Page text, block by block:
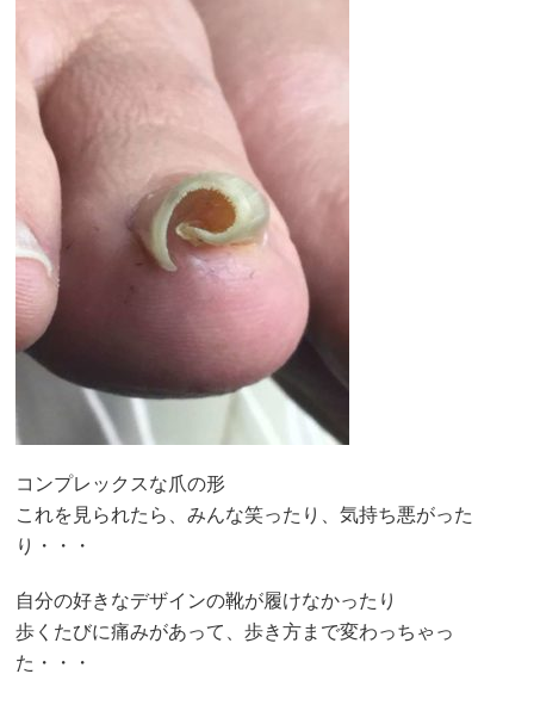
コンプレックスな爪の形
これを見られたら、みんな笑ったり、気持ち悪がった
り・・・
自分の好きなデザインの靴が履けなかったり
歩くたびに痛みがあって、歩き方まで変わっちゃっ
た・・・